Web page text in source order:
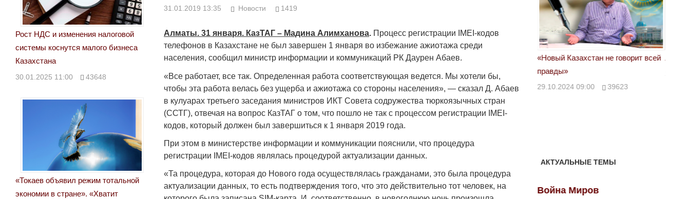
31.01.2019 13:35 Новости 1419
Алматы. 31 января. КазТАГ – Мадина Алимханова. Процесс регистрации IMEI-кодов
телефонов в Казахстане не был завершен 1 января во избежание ажиотажа среди
населения, сообщил министр информации и коммуникаций РК Даурен Абаев.
«Все работает, все так. Определенная работа соответствующая ведется. Мы хотели бы,
чтобы эта работа велась без ущерба и ажиотажа со стороны населения», — сказал Д. Абаев
в кулуарах третьего заседания министров ИКТ Совета содружества тюркоязычных стран
(ССТГ), отвечая на вопрос КазТАГ о том, что пошло не так с процессом регистрации IMEI-
кодов, который должен был завершиться к 1 января 2019 года.
При этом в министерстве информации и коммуникации пояснили, что процедура
регистрации IMEI-кодов являлась процедурой актуализации данных.
«Та процедура, которая до Нового года осуществлялась гражданами, это была процедура
актуализации данных, то есть подтверждения того, что это действительно тот человек, на
Рост НДС и изменения налоговой
системы коснутся малого бизнеса
Казахстана
30.01.2025 11:00 43648
«Токаев объявил режим тотальной
экономии в стране». «Хватит
Народ выбрал свет
17.10.2024 17:00 29972
Странная забастовка в Жанаозене.
Дарига не ждёт конфискации.
Авиакомпании сравнили с
мошенниками
30.10.2024 14:00 28888
«Новый Казахстан не говорит всей
правды»
29.10.2024 09:00 39623
АКТУАЛЬНЫЕ ТЕМЫ
Война Миров Война Миров